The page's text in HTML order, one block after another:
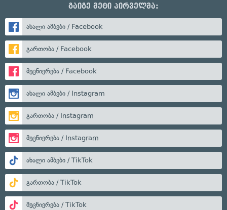
გაიგე მეტი პირველმა:
ახალი ამბები / Facebook
გართობა / Facebook
მეცნიერება / Facebook
ახალი ამბები / Instagram
გართობა / Instagram
მეცნიერება / Instagram
ახალი ამბები / TikTok
გართობა / TikTok
მეცნიერება / TikTok